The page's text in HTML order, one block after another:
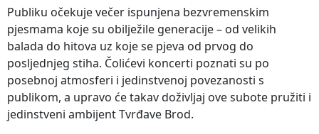
Publiku očekuje večer ispunjena bezvremenskim
pjesmama koje su obilježile generacije – od velikih
balada do hitova uz koje se pjeva od prvog do
posljednjeg stiha. Čolićevi koncerti poznati su po
posebnoj atmosferi i jedinstvenoj povezanosti s
publikom, a upravo će takav doživljaj ove subote pružiti i
jedinstveni ambijent Tvrđave Brod.